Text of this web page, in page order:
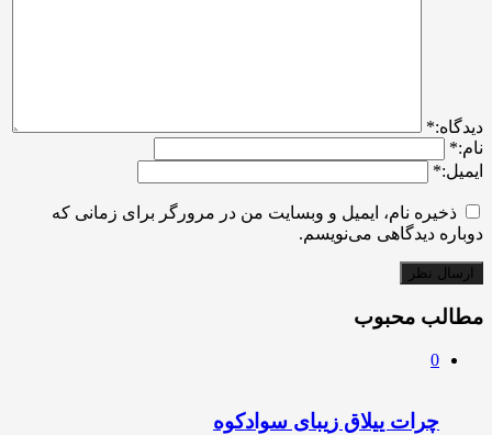
ديدگاه:*
نام:*
ایمیل:*
ذخیره نام، ایمیل و وبسایت من در مرورگر برای زمانی که
دوباره دیدگاهی می‌نویسم.
مطالب محبوب
0
چرات ییلاق زیبای سوادکوه